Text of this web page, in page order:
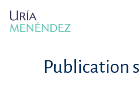
Publication
Filter results